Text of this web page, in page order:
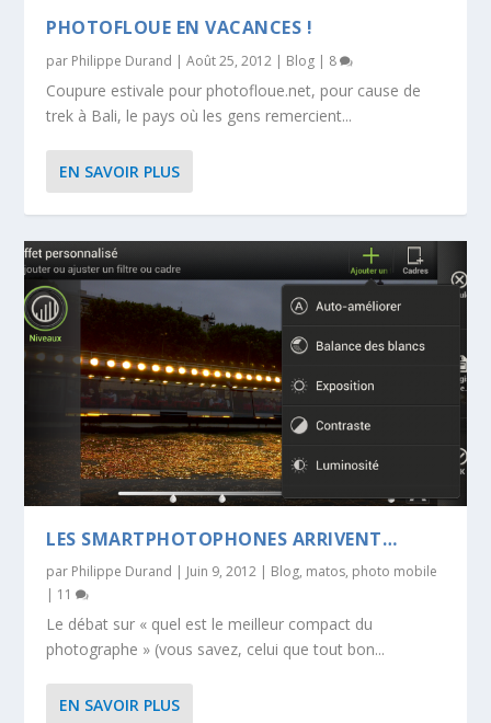
PHOTOFLOUE EN VACANCES !
par Philippe Durand |Août 25, 2012 | Blog | 8
Coupure estivale pour photofloue.net, pour cause de
trek à Bali, le pays où les gens remercient...
EN SAVOIR PLUS
LES SMARTPHOTOPHONES ARRIVENT…
par Philippe Durand | Juin 9, 2012 | Blog, matos, photo mobile
| 11
Le débat sur « quel est le meilleur compact du
photographe » (vous savez, celui que tout bon...
EN SAVOIR PLUS